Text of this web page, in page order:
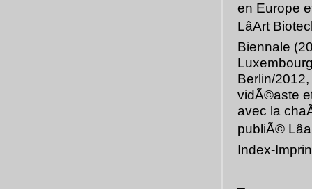
en Europe
LâArt
Biennale
Berlin/
vidÃ©aste
avec la
publiÃ©
Index-